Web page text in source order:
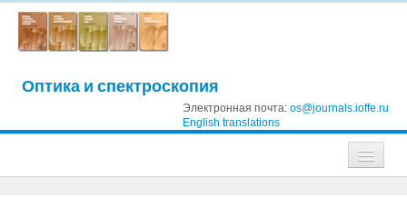
Оптика и спектроскопия
Электронная почта: os@journals.ioffe.ru
English translations